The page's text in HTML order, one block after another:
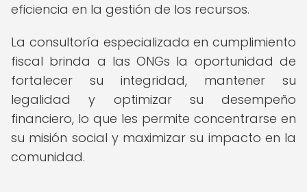
eficiencia en la gestión de los recursos.
La consultoría especializada en cumplimiento
fiscal brinda a las ONGs la oportunidad de
fortalecer su integridad, mantener su
legalidad y optimizar su desempeño
financiero, lo que les permite concentrarse en
su misión social y maximizar su impacto en la
comunidad.